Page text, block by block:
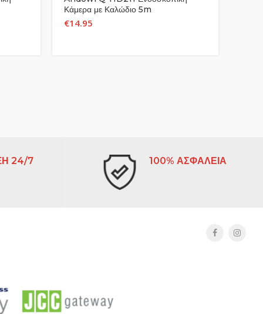
Κάμερα με Καλώδιο 5m
€14.95
24/7 100% ΑΣΦΑΛΕΙΑ